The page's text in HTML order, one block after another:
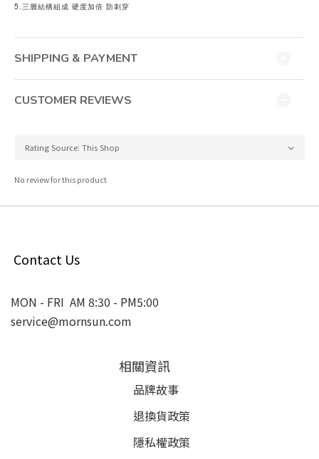
5.三層結構組成 硬度加倍 防刺穿
SHIPPING & PAYMENT
CUSTOMER REVIEWS
No review for this product
Contact Us
MON - FRI AM 8:30 - PM5:00
service@mornsun.com
相關資訊
品牌故事
退換貨政策
隱私權政策